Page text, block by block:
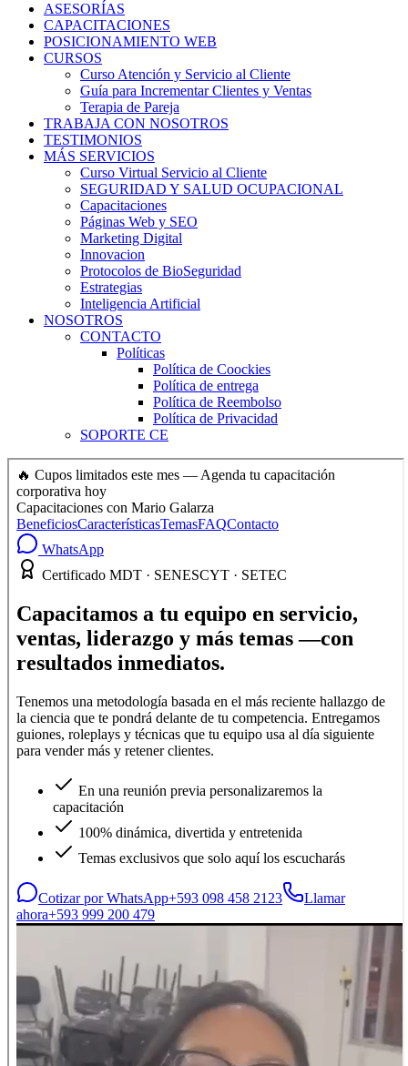
ASESORÍAS
CAPACITACIONES
POSICIONAMIENTO WEB
CURSOS
Curso Atención y Servicio al Cliente
Guía para Incrementar Clientes y Ventas
Terapia de Pareja
TRABAJA CON NOSOTROS
TESTIMONIOS
MÁS SERVICIOS
Curso Virtual Servicio al Cliente
SEGURIDAD Y SALUD OCUPACIONAL
Capacitaciones
Páginas Web y SEO
Marketing Digital
Innovacion
Protocolos de BioSeguridad
Estrategias
Inteligencia Artificial
NOSOTROS
CONTACTO
Políticas
Política de Coockies
Política de entrega
Política de Reembolso
Política de Privacidad
SOPORTE CE